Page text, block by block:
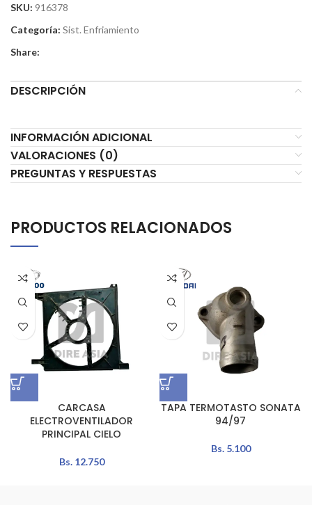
SKU: 916378
Categoría: Sist. Enfriamiento
Share:
DESCRIPCIÓN
INFORMACIÓN ADICIONAL
VALORACIONES (0)
PREGUNTAS Y RESPUESTAS
PRODUCTOS RELACIONADOS
CARCASA
ELECTROVENTILADOR
PRINCIPAL CIELO
Bs.12.750
TAPA TERMOTASTO SONATA
94/97
Bs.5.100